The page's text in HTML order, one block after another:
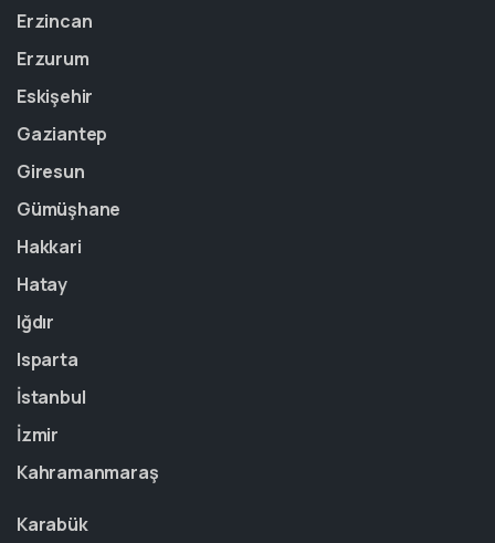
Erzincan
Erzurum
Eskişehir
Gaziantep
Giresun
Gümüşhane
Hakkari
Hatay
Iğdır
Isparta
İstanbul
İzmir
Kahramanmaraş
Karabük